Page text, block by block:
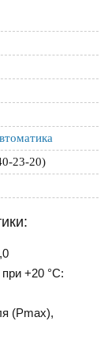
23-20)
+20 °С:
(Рmax),